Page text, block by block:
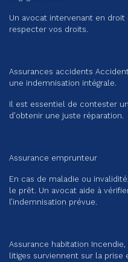
Un avocat intervenant en
respecter vos droits.
Assurances accidents
une indemnisation intégrale.
Il est essentiel de contester
d’obtenir une juste réparation.
Assurance emprunteur
En cas de maladie ou
le prêt. Un avocat aide à
l’indemnisation prévue.
Assurance habitation
litiges surviennent sur la prise